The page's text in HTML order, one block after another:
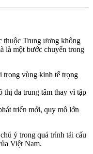
thuộc Trung ương không
là một bước chuyển trong
vùng kinh tế trọng
thị đa trung tâm thay vì tập
triển mới, quy mô lớn
ý trong quá trình tái cấu
Việt Nam.